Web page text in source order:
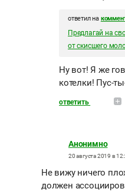
ответил на
Предлагай на
от скисшего
Ну вот! Я же
котелки! Пус-
ответить
Анонимно
20 августа 2019 в
Не вижу ничего
должен